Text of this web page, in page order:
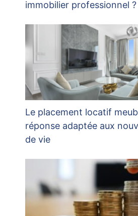
immobilier professionnel ?
Le placement locatif
réponse adaptée aux
de vie